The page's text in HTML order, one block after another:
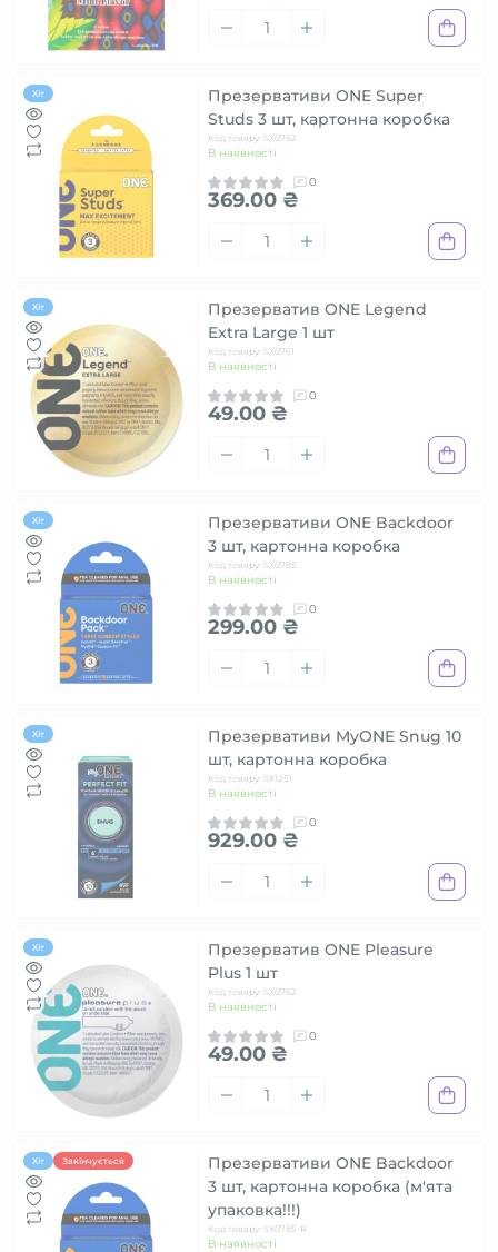
Хіт
Презервативи ONE Super
Studs 3 шт, картонна коробка
Код товару: SX0782
В наявності
0
369.00 ₴
Хіт
Презерватив ONE Legend
Extra Large 1 шт
Код товару: SX0761
В наявності
0
49.00 ₴
Хіт
Презервативи ONE Backdoor
3 шт, картонна коробка
Код товару: SX0785
В наявності
0
299.00 ₴
Хіт
Презервативи MyONE Snug 10
шт, картонна коробка
Код товару: SX1251
В наявності
0
929.00 ₴
Хіт
Презерватив ONE Pleasure
Plus 1 шт
Код товару: SX0762
В наявності
0
49.00 ₴
Хіт Закінчується
Презервативи ONE Backdoor
3 шт, картонна коробка (м'ята
упаковка!!!)
Код товару: SX0785-R
В наявності